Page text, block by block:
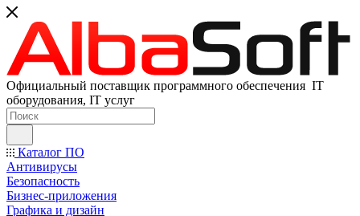
Официальный поставщик программного обеспечения IT
оборудования, IT услуг
Каталог ПО
Антивирусы
Безопасность
Бизнес-приложения
Графика и дизайн